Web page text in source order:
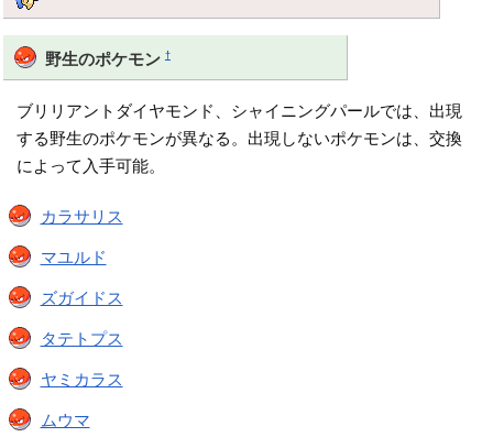
野生のポケモン †
ブリリアントダイヤモンド、シャイニングパールでは、出現
する野生のポケモンが異なる。出現しないポケモンは、交換
によって入手可能。
カラサリス
マユルド
ズガイドス
タテトプス
ヤミカラス
ムウマ